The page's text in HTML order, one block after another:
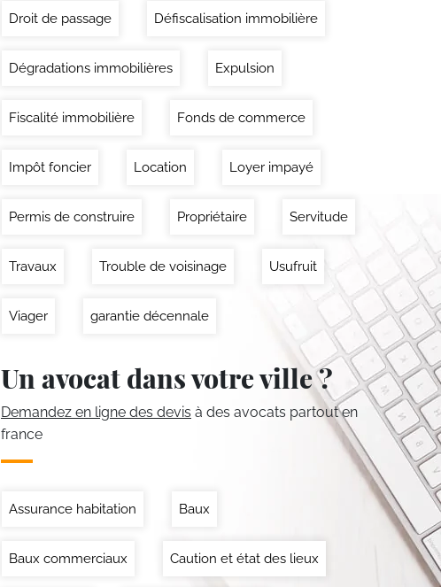
Droit de passage Défiscalisation immobilière
Dégradations immobilières Expulsion
Fiscalité immobilière Fonds de commerce
Impôt foncier Location Loyer impayé
Permis de construire Propriétaire Servitude
Travaux Trouble de voisinage Usufruit
Viager garantie décennale
Un avocat dans votre ville ?
Demandez en ligne des devis à des avocats partout en
france
Assurance habitation Baux
Baux commerciaux Caution et état des lieux